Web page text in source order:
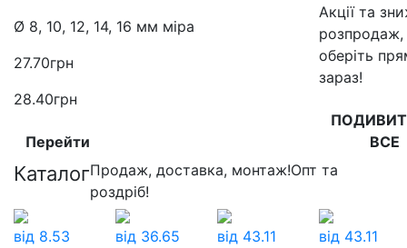
Ø 8, 10, 12, 14, 16 мм міра
27.70грн
28.40грн
Перейти
Акції та
розпродаж,
оберіть
зараз!
ВСЕ
КаталогПродаж, доставка, монтаж!Опт та
роздріб!
від 8.53
від 36.65
від 43.11
від 43.11